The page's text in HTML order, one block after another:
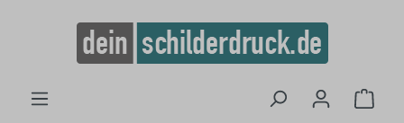
springen